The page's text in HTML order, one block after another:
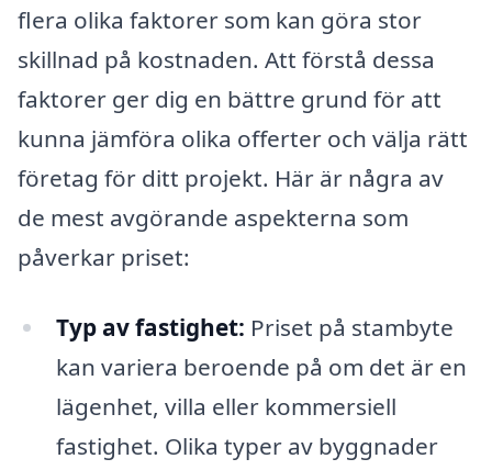
flera olika faktorer som kan göra stor
skillnad på kostnaden. Att förstå dessa
faktorer ger dig en bättre grund för att
kunna jämföra olika offerter och välja rätt
företag för ditt projekt. Här är några av
de mest avgörande aspekterna som
påverkar priset:
Typ av fastighet: Priset på stambyte
kan variera beroende på om det är en
lägenhet, villa eller kommersiell
fastighet. Olika typer av byggnader